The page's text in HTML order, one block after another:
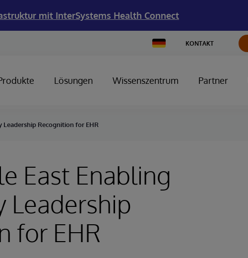
mit InterSystems Health Connect
Change
Country
KONTAKT
Lösungen Wissenszentrum Partner
Recognition for EHR
East Enabling
Leadership
for EHR